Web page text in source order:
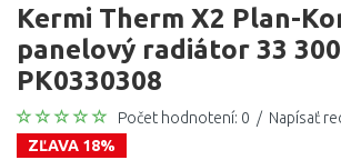
Kermi Therm X2 Plan-
panelový radiátor 33
PK0330308
Počet hodnotení: 0 / Napísať
ZĽAVA 18%